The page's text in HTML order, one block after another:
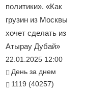
политики». «Как
грузин из Москвы
хочет сделать из
Атырау Дубай»
22.01.2025 12:00
День за днем
1119 (40257)